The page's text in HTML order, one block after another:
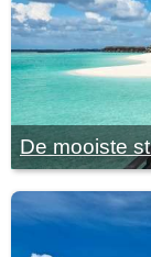
De mooiste